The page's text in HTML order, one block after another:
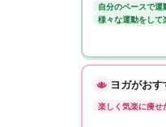
自分のペースで運
様々な運動をして
ヨガがおす
楽しく気楽に痩せ